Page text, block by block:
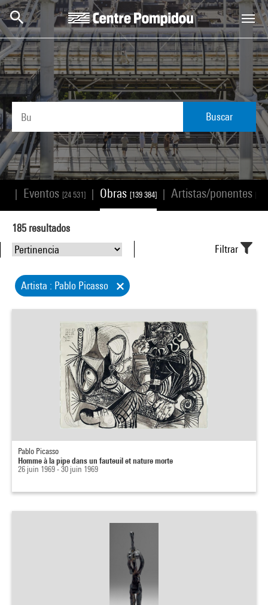
Skip to main content
Centre Pompidou
Buscar
Eventos [24 531] Obras [139 384] Artistas/ponentes [25
185 resultados
Filtrar
Artista : Pablo Picasso
Pablo Picasso
Homme à la pipe dans un fauteuil et nature morte
26 juin 1969 - 30 juin 1969